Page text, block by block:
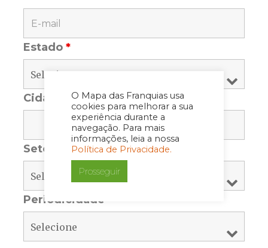
O Mapa das Franquias usa
cookies para melhorar a sua
experiência durante a
navegação. Para mais
informações, leia a nossa
Política de Privacidade.
Prosseguir
Estado*
Cidade *
Setor
Periodicidade